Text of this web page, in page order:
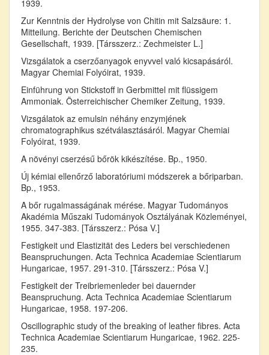
1939.
Zur Kenntnis der Hydrolyse von Chitin mit Salzsäure: 1.
Mitteilung. Berichte der Deutschen Chemischen
Gesellschaft, 1939. [Társszerz.: Zechmeister L.]
Vizsgálatok a cserzőanyagok enyvvel való kicsapásáról.
Magyar Chemiai Folyóirat, 1939.
Einführung von Stickstoff in Gerbmittel mit flüssigem
Ammoniak. Österreichischer Chemiker Zeitung, 1939.
Vizsgálatok az emulsin néhány enzymjének
chromatographikus szétválasztásáról. Magyar Chemiai
Folyóirat, 1939.
A növényi cserzésű bőrök kikészítése. Bp., 1950.
Új kémiai ellenőrző laboratóriumi módszerek a bőriparban.
Bp., 1953.
A bőr rugalmasságának mérése. Magyar Tudományos
Akadémia Műszaki Tudományok Osztályának Közleményei,
1955. 347-383. [Társszerz.: Pósa V.]
Festigkeit und Elastizität des Leders bei verschiedenen
Beanspruchungen. Acta Technica Academiae Scientiarum
Hungaricae, 1957. 291-310. [Társszerz.: Pósa V.]
Festigkeit der Treibriemenleder bei dauernder
Beanspruchung. Acta Technica Academiae Scientiarum
Hungaricae, 1958. 197-206.
Oscillographic study of the breaking of leather fibres. Acta
Technica Academiae Scientiarum Hungaricae, 1962. 225-
235.